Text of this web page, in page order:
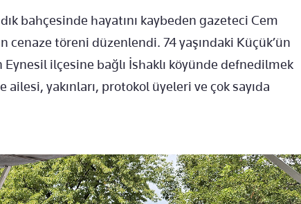
bahçesinde hayatını kaybeden gazeteci Cem
cenaze töreni düzenlendi. 74 yaşındaki Küçük’ün
ilçesine bağlı İshaklı köyünde defnedilmek
yakınları, protokol üyeleri ve çok sayıda